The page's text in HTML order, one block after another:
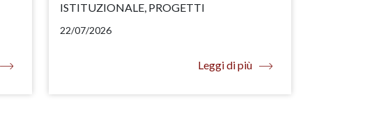
ISTITUZIONALE, PROGETTI
22/07/2026
Leggi di più